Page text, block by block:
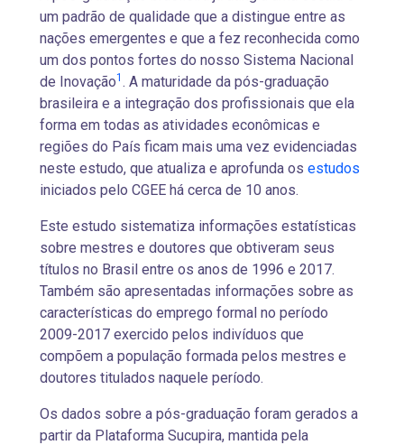
um padrão de qualidade que a distingue entre as
nações emergentes e que a fez reconhecida como
um dos pontos fortes do nosso Sistema Nacional
de Inovação1 . A maturidade da pós-graduação
brasileira e a integração dos profissionais que ela
forma em todas as atividades econômicas e
regiões do País ficam mais uma vez evidenciadas
neste estudo, que atualiza e aprofunda os estudos
iniciados pelo CGEE há cerca de 10 anos.
Este estudo sistematiza informações estatísticas
sobre mestres e doutores que obtiveram seus
títulos no Brasil entre os anos de 1996 e 2017.
Também são apresentadas informações sobre as
características do emprego formal no período
2009-2017 exercido pelos indivíduos que
compõem a população formada pelos mestres e
doutores titulados naquele período.
Os dados sobre a pós-graduação foram gerados a
partir da Plataforma Sucupira, mantida pela